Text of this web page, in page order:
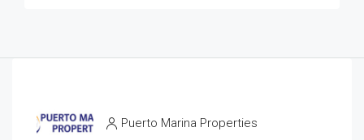
Puerto Marina Properties